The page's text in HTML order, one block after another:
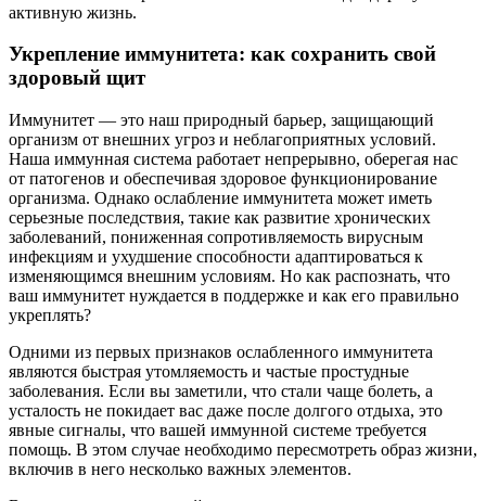
активную жизнь.
Укрепление иммунитета: как сохранить свой
здоровый щит
Иммунитет — это наш природный барьер, защищающий
организм от внешних угроз и неблагоприятных условий.
Наша иммунная система работает непрерывно, оберегая нас
от патогенов и обеспечивая здоровое функционирование
организма. Однако ослабление иммунитета может иметь
серьезные последствия, такие как развитие хронических
заболеваний, пониженная сопротивляемость вирусным
инфекциям и ухудшение способности адаптироваться к
изменяющимся внешним условиям. Но как распознать, что
ваш иммунитет нуждается в поддержке и как его правильно
укреплять?
Одними из первых признаков ослабленного иммунитета
являются быстрая утомляемость и частые простудные
заболевания. Если вы заметили, что стали чаще болеть, а
усталость не покидает вас даже после долгого отдыха, это
явные сигналы, что вашей иммунной системе требуется
помощь. В этом случае необходимо пересмотреть образ жизни,
включив в него несколько важных элементов.